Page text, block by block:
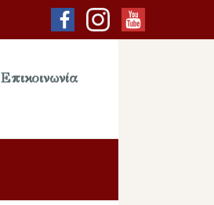
Επικοινωνία